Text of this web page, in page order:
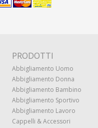
PRODOTTI
Abbigliamento Uomo
Abbigliamento Donna
Abbigliamento Bambino
Abbigliamento Sportivo
Abbigliamento Lavoro
Cappelli & Accessori